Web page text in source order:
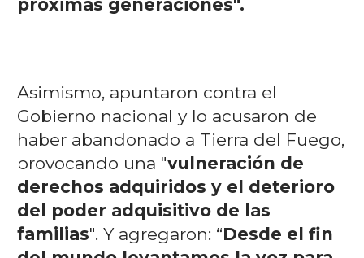
próximas generaciones".
Asimismo, apuntaron contra el
Gobierno nacional y lo acusaron de
haber abandonado a Tierra del Fuego,
provocando una "vulneración de
derechos adquiridos y el deterioro
del poder adquisitivo de las
familias". Y agregaron: “Desde el fin